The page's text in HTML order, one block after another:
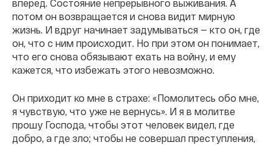
вперед. Состояние непрерывного выживания. А
потом он возвращается и снова видит мирную
жизнь. И вдруг начинает задумываться — кто он, где
он, что с ним происходит. Но при этом он понимает,
что его снова обязывают ехать на войну, и ему
кажется, что избежать этого невозможно.
Он приходит ко мне в страхе: «Помолитесь обо мне,
я чувствую, что уже не вернусь». И я в молитве
прошу Господа, чтобы этот человек видел, где
добро, а где зло; чтобы не совершал преступления,